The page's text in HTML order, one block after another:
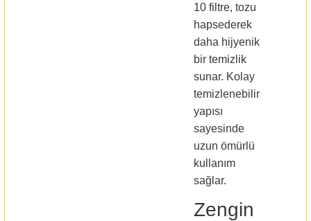
10 filtre, tozu
hapsederek
daha hijyenik
bir temizlik
sunar. Kolay
temizlenebilir
yapısı
sayesinde
uzun ömürlü
kullanım
sağlar.
Zengin